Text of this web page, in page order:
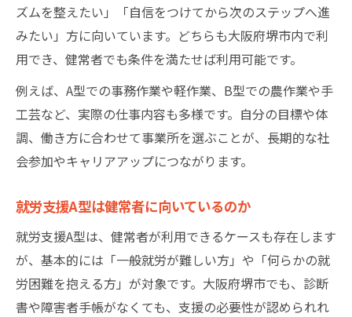
ズムを整えたい」「自信をつけてから次のステップへ進
みたい」方に向いています。どちらも大阪府堺市内で利
用でき、健常者でも条件を満たせば利用可能です。
例えば、A型での事務作業や軽作業、B型での農作業や手
工芸など、実際の仕事内容も多様です。自分の目標や体
調、働き方に合わせて事業所を選ぶことが、長期的な社
会参加やキャリアアップにつながります。
就労支援A型は健常者に向いているのか
就労支援A型は、健常者が利用できるケースも存在します
が、基本的には「一般就労が難しい方」や「何らかの就
労困難を抱える方」が対象です。大阪府堺市でも、診断
書や障害者手帳がなくても、支援の必要性が認められれ